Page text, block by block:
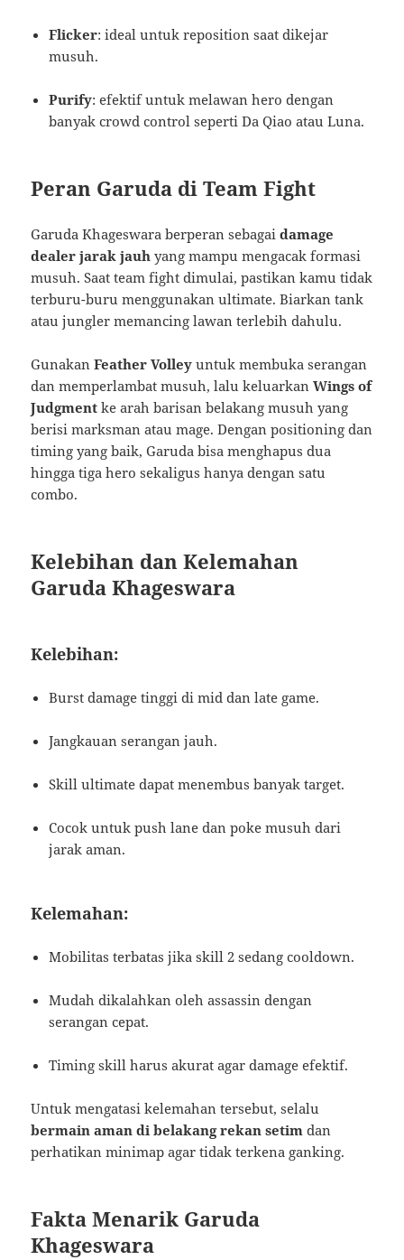
Flicker: ideal untuk reposition saat dikejar
musuh.
Purify: efektif untuk melawan hero dengan
banyak crowd control seperti Da Qiao atau Luna.
Peran Garuda di Team Fight
Garuda Khageswara berperan sebagaidamage
dealer jarak jauh yang mampu mengacak formasi
musuh. Saat team fight dimulai, pastikan kamu tidak
terburu-buru menggunakan ultimate. Biarkan tank
atau jungler memancing lawan terlebih dahulu.
GunakanFeather Volley untuk membuka serangan
dan memperlambat musuh, lalu keluarkanWings of
Judgment ke arah barisan belakang musuh yang
berisi marksman atau mage. Dengan positioning dan
timing yang baik, Garuda bisa menghapus dua
hingga tiga hero sekaligus hanya dengan satu
combo.
Kelebihan dan Kelemahan
Garuda Khageswara
Kelebihan:
Burst damage tinggi di mid dan late game.
Jangkauan serangan jauh.
Skill ultimate dapat menembus banyak target.
Cocok untuk push lane dan poke musuh dari
jarak aman.
Kelemahan:
Mobilitas terbatas jika skill 2 sedang cooldown.
Mudah dikalahkan oleh assassin dengan
serangan cepat.
Timing skill harus akurat agar damage efektif.
Untuk mengatasi kelemahan tersebut, selalu
bermain aman di belakang rekan setim dan
perhatikan minimap agar tidak terkena ganking.
Fakta Menarik Garuda
Khageswara